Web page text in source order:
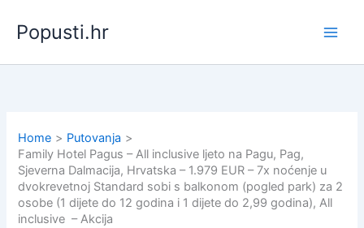
content
Popusti.hr
Home
Putovanja
Family Hotel Pagus – All inclusive ljeto na Pagu, Pag,
Sjeverna Dalmacija, Hrvatska – 1.979 EUR – 7x noćenje u
dvokrevetnoj Standard sobi s balkonom (pogled park) za 2
osobe (1 dijete do 12 godina i 1 dijete do 2,99 godina), All
inclusive – Akcija